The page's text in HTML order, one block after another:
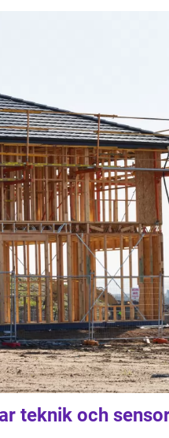
teknik och